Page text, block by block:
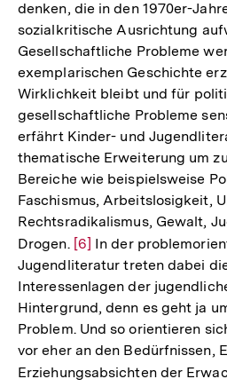
denken, die in den 1970er-
sozialkritische Ausrichtung
Gesellschaftliche Probleme
exemplarischen Geschichte
Wirklichkeit bleibt und für
gesellschaftliche Probleme
erfährt Kinder- und
thematische Erweiterung um
Bereiche wie beispielsweise
Faschismus, Arbeitslosigkeit,
Rechtsradikalismus, Gewalt,
Drogen. Zur
Auflösung
der
Fußnote
[6] In der
Jugendliteratur treten dabei
Interessenlagen der
Hintergrund, denn es geht ja
Problem. Und so orientieren
vor eher an den Bedürfnissen,
Erziehungsabsichten der